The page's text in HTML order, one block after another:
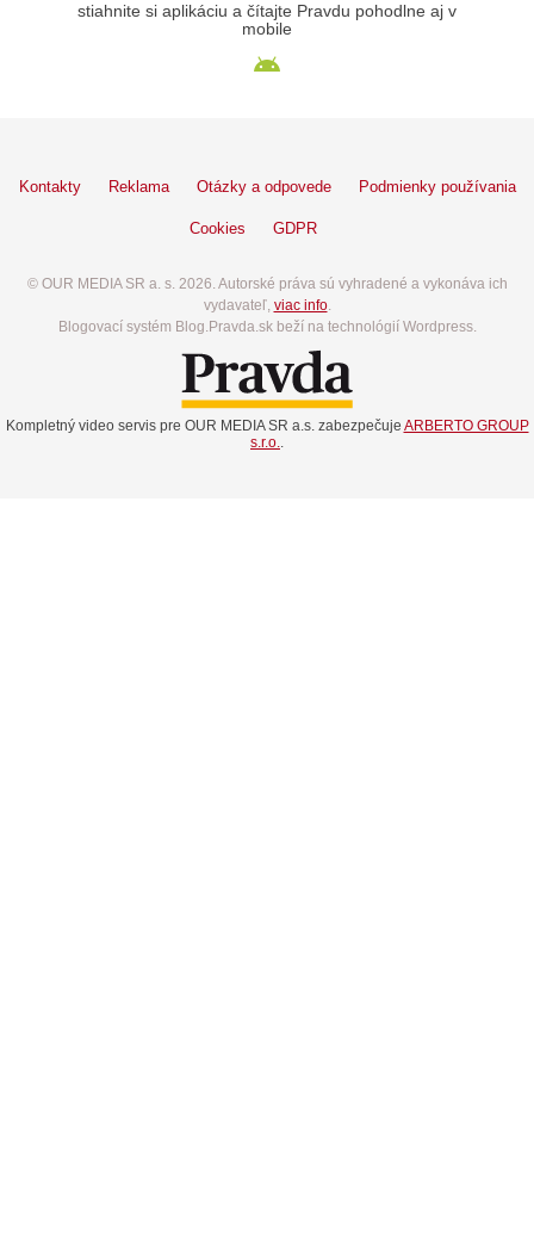
stiahnite si aplikáciu a čítajte Pravdu pohodlne aj v
mobile
Kontakty Reklama Otázky a odpovede Podmienky používania
Cookies GDPR
© OUR MEDIA SR a. s. 2026. Autorské práva sú vyhradené a vykonáva ich
vydavateľ, viac info.
Blogovací systém Blog.Pravda.sk beží na technológií Wordpress.
Kompletný video servis pre OUR MEDIA SR a.s. zabezpečuje ARBERTO GROUP
s.r.o..